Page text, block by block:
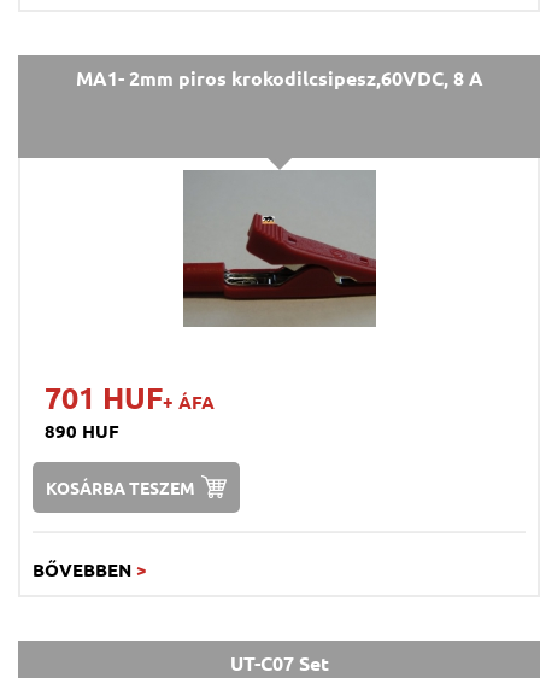
MA1- 2mm piros krokodilcsipesz,60VDC, 8 A
701 HUF+ ÁFA
890 HUF
KOSÁRBA TESZEM
BŐVEBBEN >
UT-C07 Set